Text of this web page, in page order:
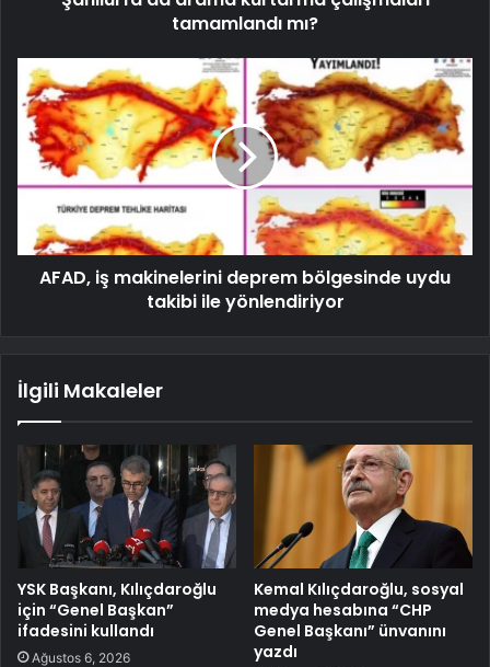
tamamlandı mı?
AFAD, iş makinelerini deprem bölgesinde uydu
takibi ile yönlendiriyor
İlgili Makaleler
YSK Başkanı, Kılıçdaroğlu
için “Genel Başkan”
ifadesini kullandı
Ağustos 6, 2026
Kemal Kılıçdaroğlu, sosyal
medya hesabına “CHP
Genel Başkanı” ünvanını
yazdı